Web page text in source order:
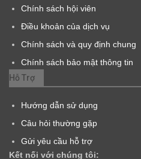
Chính sách hội viên
Điều khoản của dịch vụ
Chính sách và quy định chung
Chính sách bảo mật thông tin
Hỗ Trợ
Hướng dẫn sử dụng
Câu hỏi thường gặp
Gửi yêu cầu hỗ trợ
Kết nối với chúng tôi: